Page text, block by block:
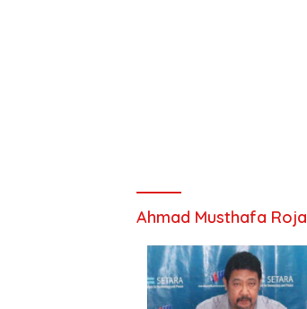
Ahmad Musthafa Roja